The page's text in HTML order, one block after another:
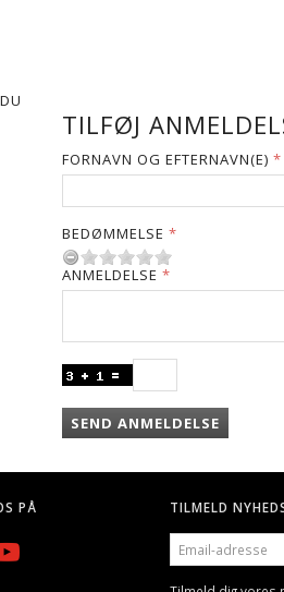
TILFØJ
FORNAVN OG EFTERNAVN(E)
BEDØMMELSE
ANMELDELSE
SEND ANMELDELSE
PÅ
TILMELD
EMAIL-
ADRESSE